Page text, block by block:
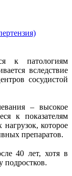
к патологиям
вследствие
сосудистой
– высокое
к показателям
которое
препаратов.
40 лет, хотя в
подростков.